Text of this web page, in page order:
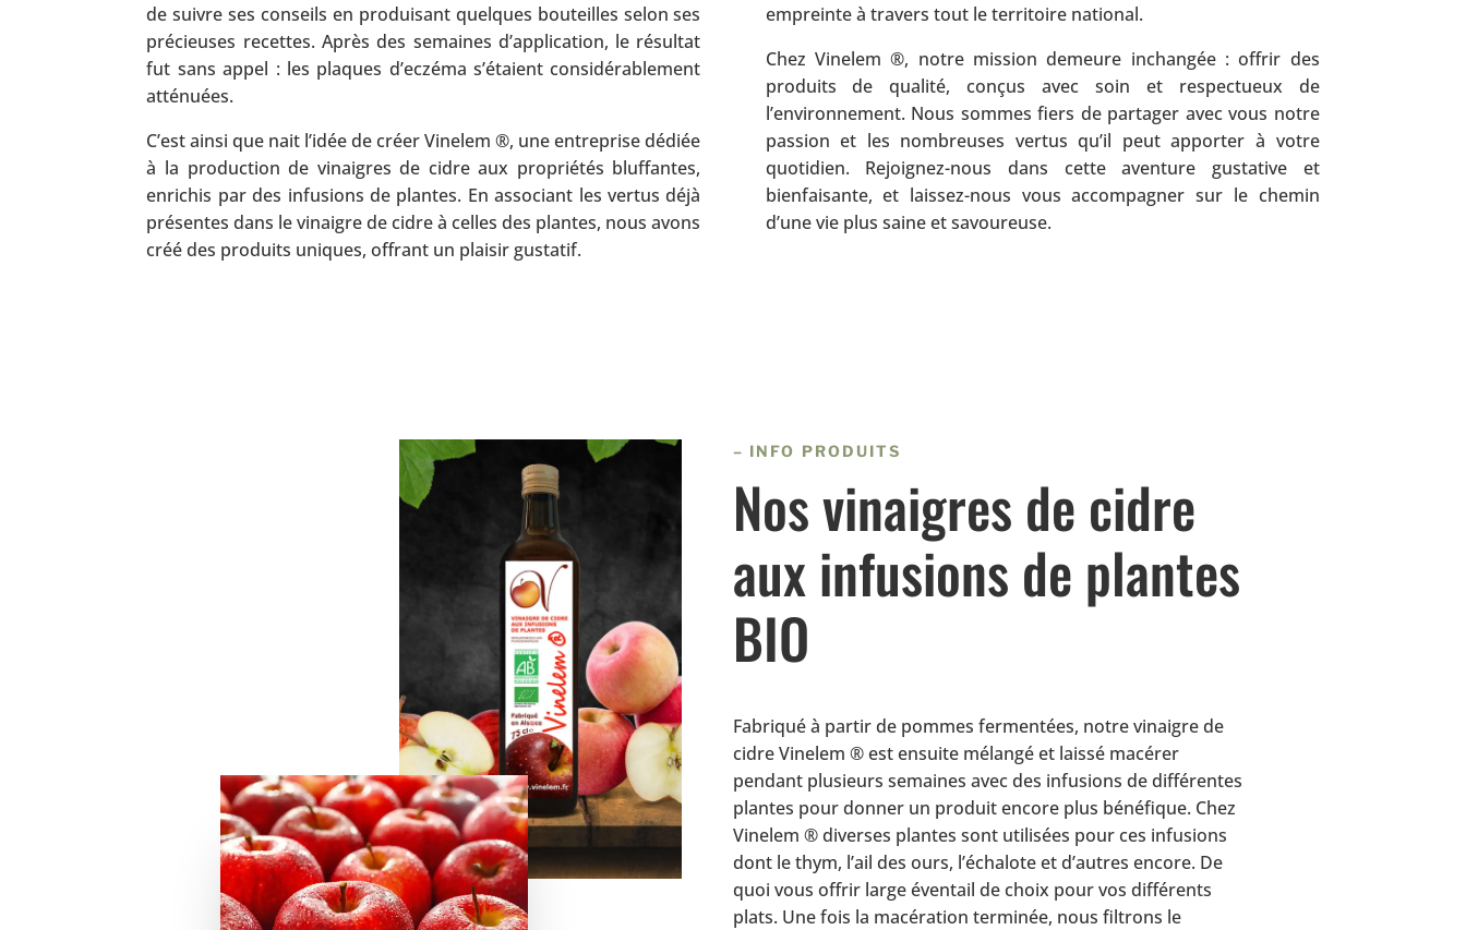
de suivre ses conseils en produisant quelques bouteilles selon ses
précieuses recettes. Après des semaines d’application, le résultat
fut sans appel : les plaques d’eczéma s’étaient considérablement
atténuées.
C’est ainsi que nait l’idée de créer Vinelem ®, une entreprise dédiée
à la production de vinaigres de cidre aux propriétés bluffantes,
enrichis par des infusions de plantes. En associant les vertus déjà
présentes dans le vinaigre de cidre à celles des plantes, nous avons
créé des produits uniques, offrant un plaisir gustatif.
empreinte à travers tout le territoire national.
Chez Vinelem ®, notre mission demeure inchangée : offrir des
produits de qualité, conçus avec soin et respectueux de
l’environnement. Nous sommes fiers de partager avec vous notre
passion et les nombreuses vertus qu’il peut apporter à votre
quotidien. Rejoignez-nous dans cette aventure gustative et
bienfaisante, et laissez-nous vous accompagner sur le chemin
d’une vie plus saine et savoureuse.
– INFO PRODUITS
Nos vinaigres de cidre
aux infusions de plantes
BIO
Fabriqué à partir de pommes fermentées, notre vinaigre de
cidre Vinelem ® est ensuite mélangé et laissé macérer
pendant plusieurs semaines avec des infusions de différentes
plantes pour donner un produit encore plus bénéfique. Chez
Vinelem ® diverses plantes sont utilisées pour ces infusions
dont le thym, l’ail des ours, l’échalote et d’autres encore. De
quoi vous offrir large éventail de choix pour vos différents
plats. Une fois la macération terminée, nous filtrons le